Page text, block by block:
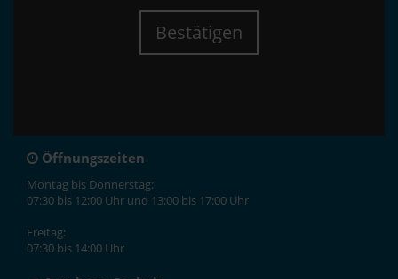
Bestätigen
Öffnungszeiten
Montag bis Donnerstag:
07:30 bis 12:00 Uhr und 13:00 bis 17:00 Uhr
Freitag:
07:30 bis 14:00 Uhr